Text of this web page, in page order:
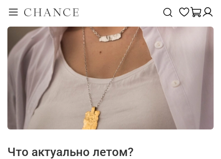
Что актуально летом?